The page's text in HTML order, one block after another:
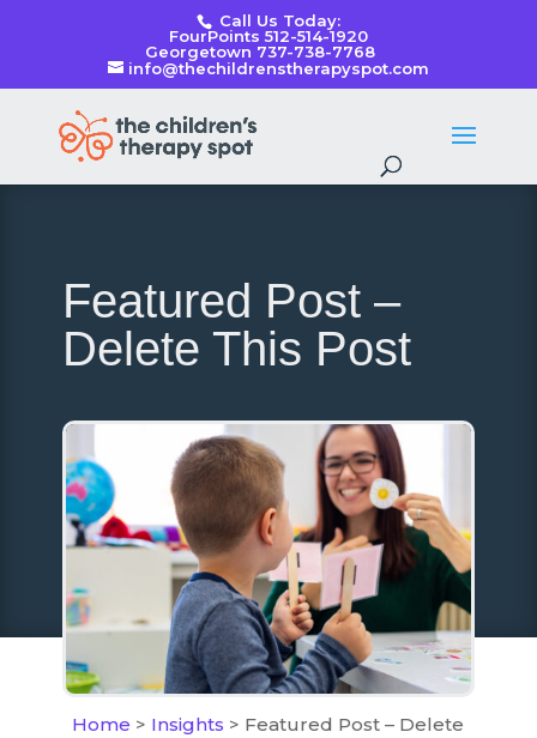
Call Us Today:
FourPoints 512-514-1920
Georgetown 737-738-7768
info@thechildrenstherapyspot.com
Featured Post –
Delete This Post
Home > Insights > Featured Post – Delete